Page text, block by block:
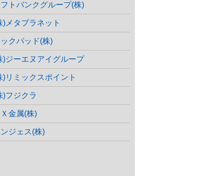
トバンクグループ(株)
)メタプラネット
クパッド(株)
)ジーエヌアイグループ
)リミックスポイント
)フジクラ
Ｘ金属(株)
ジェス(株)